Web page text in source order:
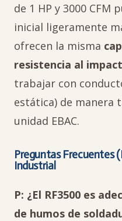
de 1 HP y 3000 CFM
inicial ligeramente
ofrecen la misma
resistencia al
trabajar con
estática) de manera
unidad EBAC.
Preguntas Frecuentes
Industrial
P: ¿El RF3500 es
de humos de